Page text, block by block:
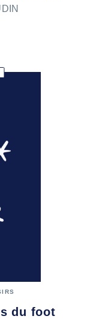
du foot